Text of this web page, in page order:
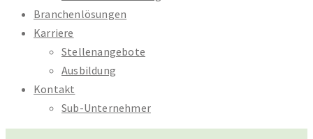
Branchenlösungen
Karriere
Stellenangebote
Ausbildung
Kontakt
Sub-Unternehmer